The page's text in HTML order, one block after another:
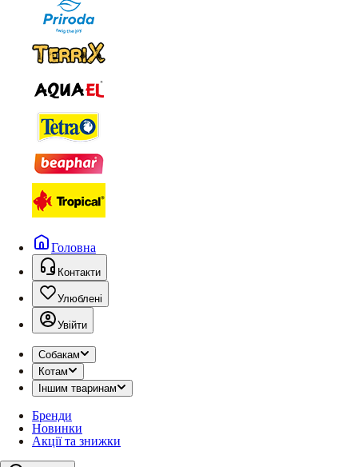
Головна
Контакти
Улюблені
Увійти
Собакам
Котам
Іншим тваринам
Бренди
Новинки
Акції та знижки